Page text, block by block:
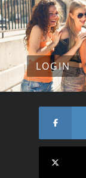
LOGIN